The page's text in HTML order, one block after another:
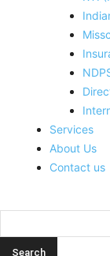
Services
About Us
Contact us